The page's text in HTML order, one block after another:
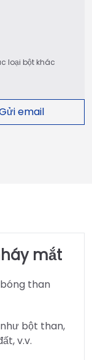
loại bột khác
email
mắt
than
bột than,
v.v.